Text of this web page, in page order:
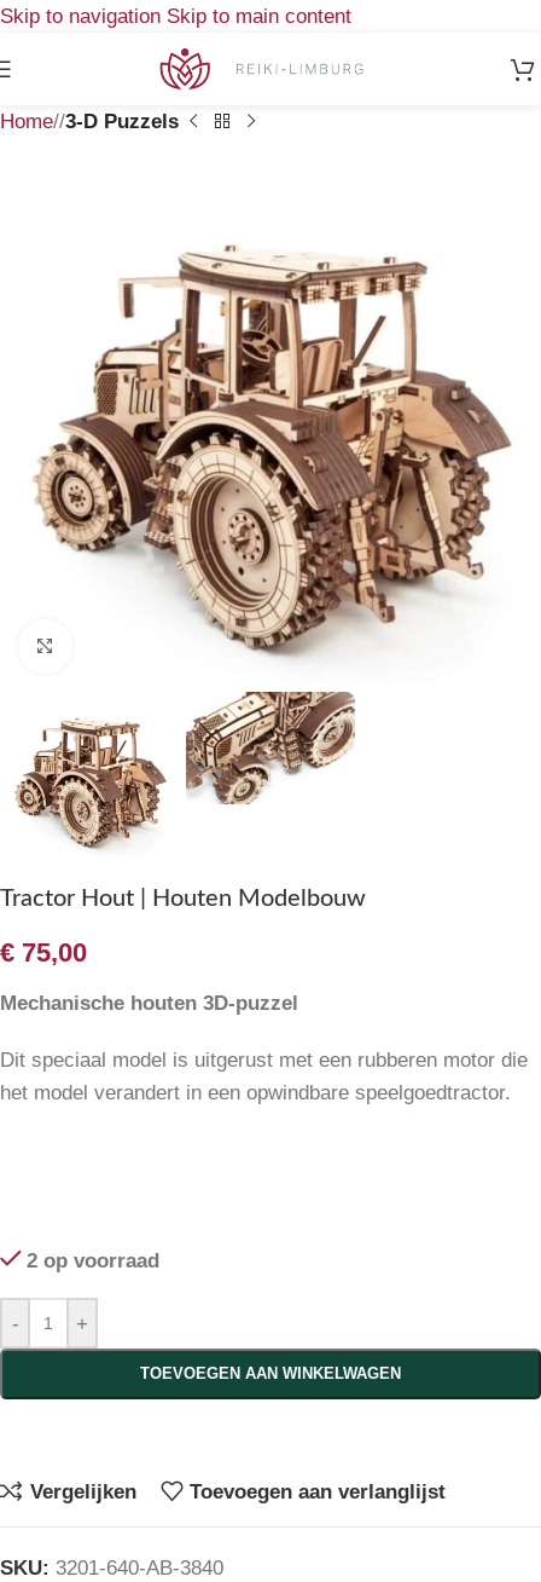
Skip to navigation Skip to main content
Home/ 3-D Puzzels
Klik om te vergroten
Tractor Hout | Houten Modelbouw
€ 75,00
Mechanische houten 3D-puzzel
Dit speciaal model is uitgerust met een rubberen motor die
het model verandert in een opwindbare speelgoedtractor.
2 op voorraad
- +
TOEVOEGEN AAN WINKELWAGEN
Vergelijken Toevoegen aan verlanglijst
SKU: 3201-640-AB-3840